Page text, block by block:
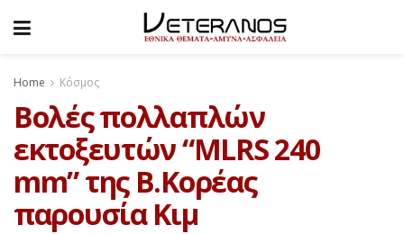
Home Κόσμος
Βολές πολλαπλών
εκτοξευτών “MLRS 240
mm” της Β.Κορέας
παρουσία Κιμ